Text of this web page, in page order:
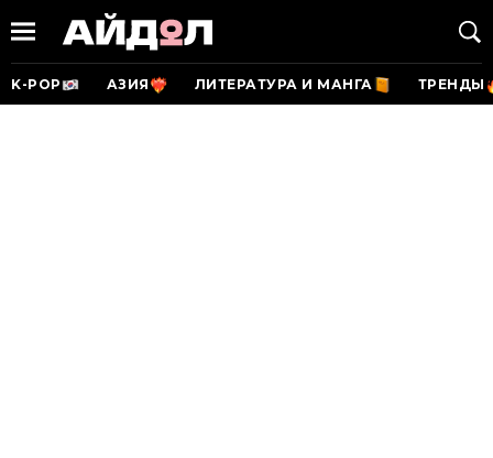
K-POP АЗИЯ ЛИТЕРАТУРА И МАНГА ТРЕНДЫ